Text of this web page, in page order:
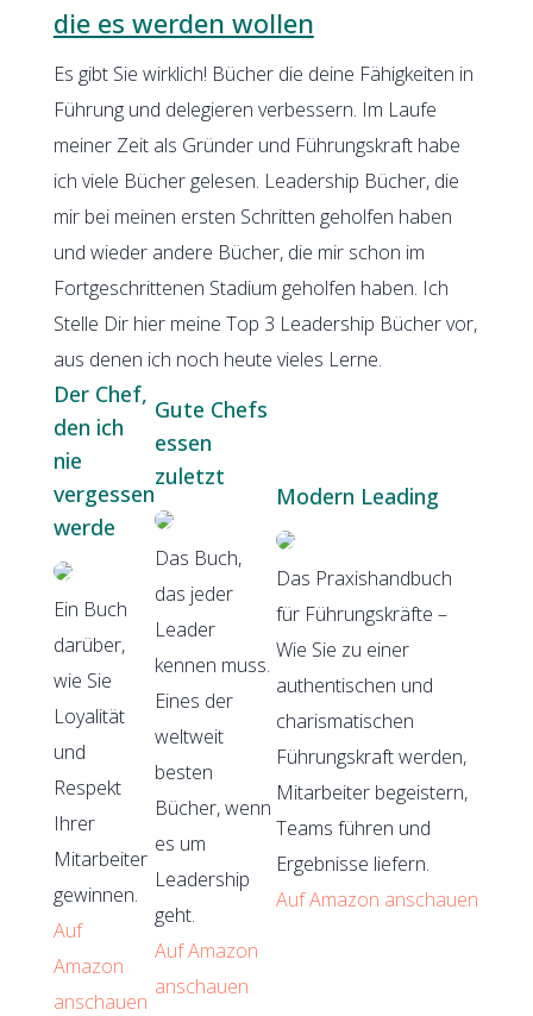
die es werden wollen
Es gibt Sie wirklich! Bücher die deine Fähigkeiten in
Führung und delegieren verbessern. Im Laufe
meiner Zeit als Gründer und Führungskraft habe
ich viele Bücher gelesen. Leadership Bücher, die
mir bei meinen ersten Schritten geholfen haben
und wieder andere Bücher, die mir schon im
Fortgeschrittenen Stadium geholfen haben. Ich
Stelle Dir hier meine Top 3 Leadership Bücher vor,
aus denen ich noch heute vieles Lerne.
Der Chef,
den ich
nie
vergessen
werde
Ein Buch
darüber,
wie Sie
Loyalität
und
Respekt
Ihrer
Mitarbeiter
gewinnen.
Auf
Amazon
anschauen
Gute Chefs
essen
zuletzt
Das Buch,
das jeder
Leader
kennen muss.
Eines der
weltweit
besten
Bücher, wenn
es um
Leadership
geht.
Auf Amazon
anschauen
Modern Leading
Das Praxishandbuch
für Führungskräfte –
Wie Sie zu einer
authentischen und
charismatischen
Führungskraft werden,
Mitarbeiter begeistern,
Teams führen und
Ergebnisse liefern.
Auf Amazon anschauen